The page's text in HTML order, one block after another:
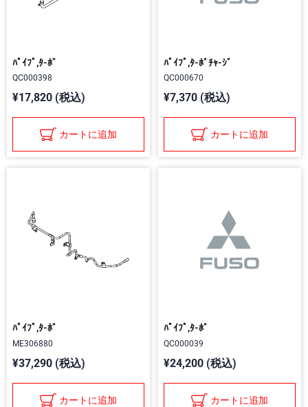
ﾊﾟｲﾌﾟ,ﾀ-ﾎﾞ
QC000398
¥17,820 (税込)
カートに追加
ﾊﾟｲﾌﾟ,ﾀ-ﾎﾞﾁｬ-ｼﾞ
QC000670
¥7,370 (税込)
カートに追加
ﾊﾟｲﾌﾟ,ﾀ-ﾎﾞ
ME306880
¥37,290 (税込)
カートに追加
ﾊﾟｲﾌﾟ,ﾀ-ﾎﾞ
QC000039
¥24,200 (税込)
カートに追加